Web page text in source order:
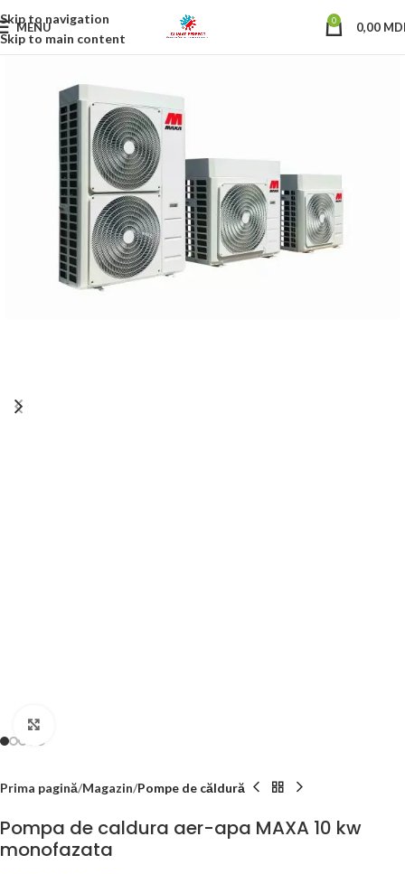
Skip to navigation
Skip to main content
MENU 0 0,00
Prima pagină Magazin Pompe de căldură
Pompa de caldura aer-apa MAXA 10 kw
monofazata